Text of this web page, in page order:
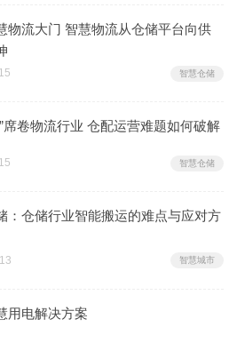
物流大门 智慧物流从仓储平台向供
智慧仓储
席卷物流行业 仓配运营难题如何破解
智慧仓储
：仓储行业智能搬运的难点与应对方
智慧城市
用电解决方案